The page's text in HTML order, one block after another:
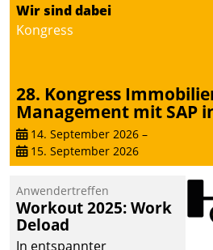
Wir sind dabei
Kongress
28. Kongress
Management mit SAP
14. September 2026 –
15. September 2026
Anwendertreffen
Workout 2025: Work
Deload
In entspannter